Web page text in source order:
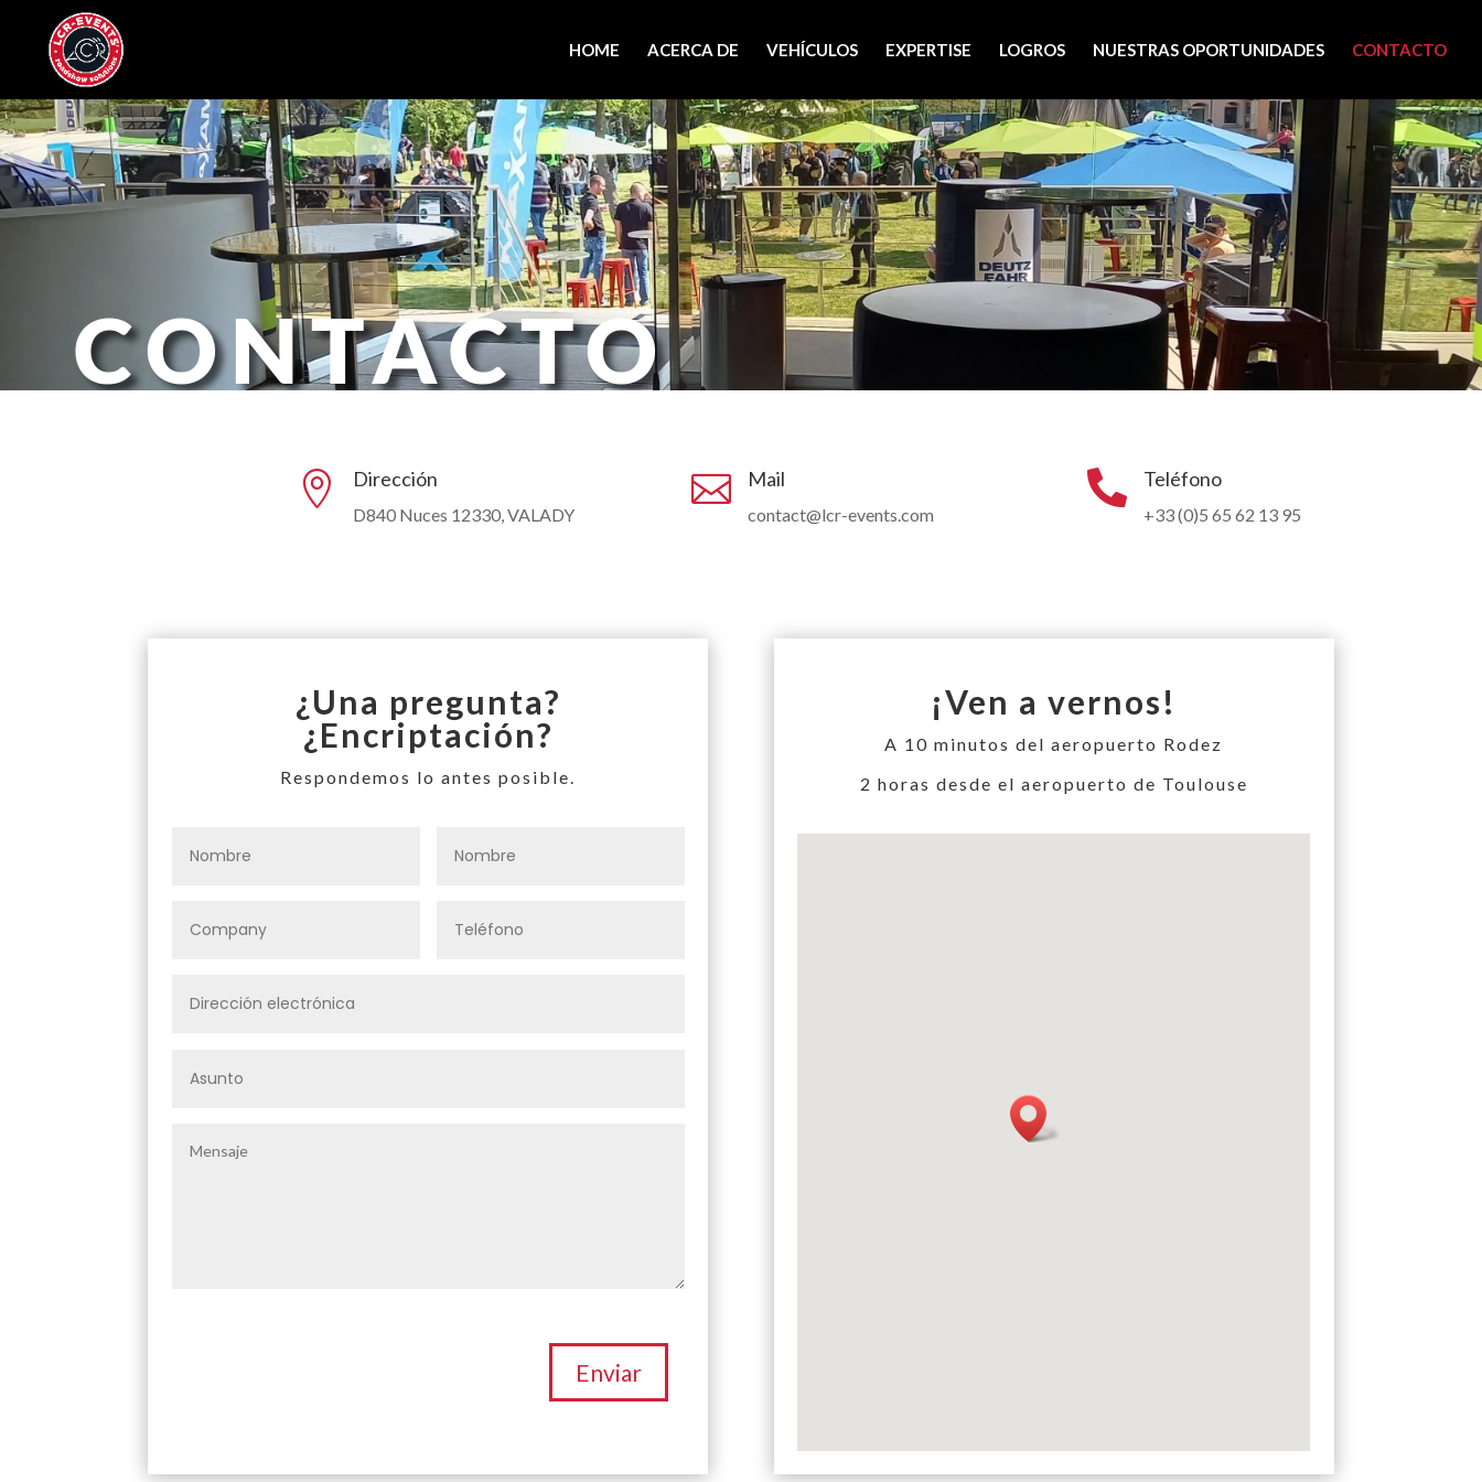
HOME ACERCA DE VEHÍCULOS EXPERTISE LOGROS NUESTRAS OPORTUNIDADES CONTACTO
CONTACTO
 Dirección
D840 Nuces 12330, VALADY
 Mail
contact@lcr-events.com
 Teléfono
+33 (0)5 65 62 13 95
¿Una pregunta?
¿Encriptación?
Respondemos lo antes posible.
Enviar
¡Ven a vernos!
A 10 minutos del aeropuerto Rodez
2 horas desde el aeropuerto de Toulouse